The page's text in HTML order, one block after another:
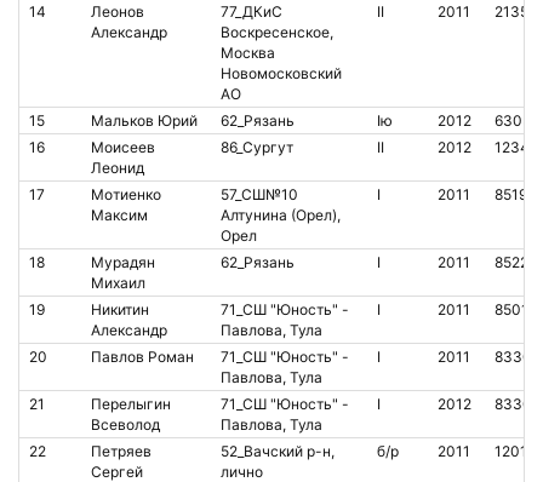
14
Леонов
Александр
77_ДКиС
Воскресенское,
Москва
Новомосковский
АО
II 2011
15 Мальков Юрий 62_Рязань Iю 2012
16
Моисеев
Леонид
86_Сургут II 2012
17
Мотиенко
Максим
57_СШ№10
Алтунина (Орел),
Орел
I 2011
18
Мурадян
Михаил
62_Рязань I 2011
19
Никитин
Александр
71_СШ "Юность" -
Павлова, Тула
I 2011
20 Павлов Роман
71_СШ "Юность" -
Павлова, Тула
I 2011
21
Перелыгин
Всеволод
71_СШ "Юность" -
Павлова, Тула
I 2012
22
Петряев
Сергей
52_Вачский р-н,
лично
б/р 2011